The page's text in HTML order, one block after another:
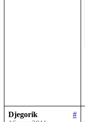
Djegorik
#